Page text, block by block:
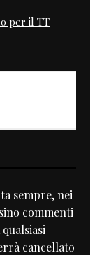
per il TT
sempre, nei
commenti
cancellato